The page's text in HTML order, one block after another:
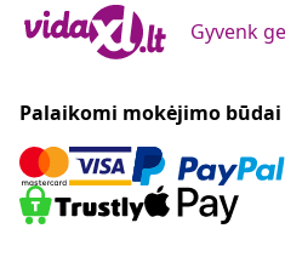
Gyvenk
Palaikomi mokėjimo būdai